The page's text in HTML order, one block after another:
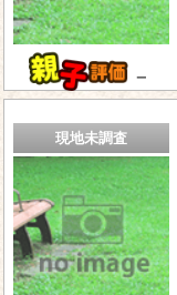
－
現地未調査